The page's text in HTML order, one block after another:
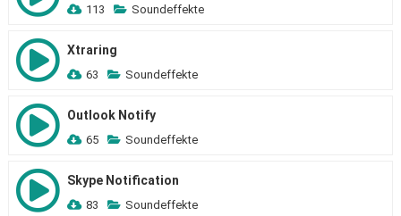
113 Soundeffekte
Xtraring
63 Soundeffekte
Outlook Notify
65 Soundeffekte
Skype Notification
83 Soundeffekte